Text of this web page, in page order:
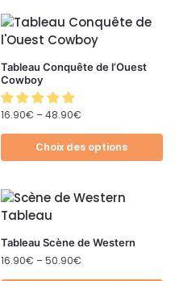
Tableau Conquête de l’Ouest
Cowboy
16.90€ –48.90€
Choix des options
Tableau Scène de Western
16.90€ –50.90€